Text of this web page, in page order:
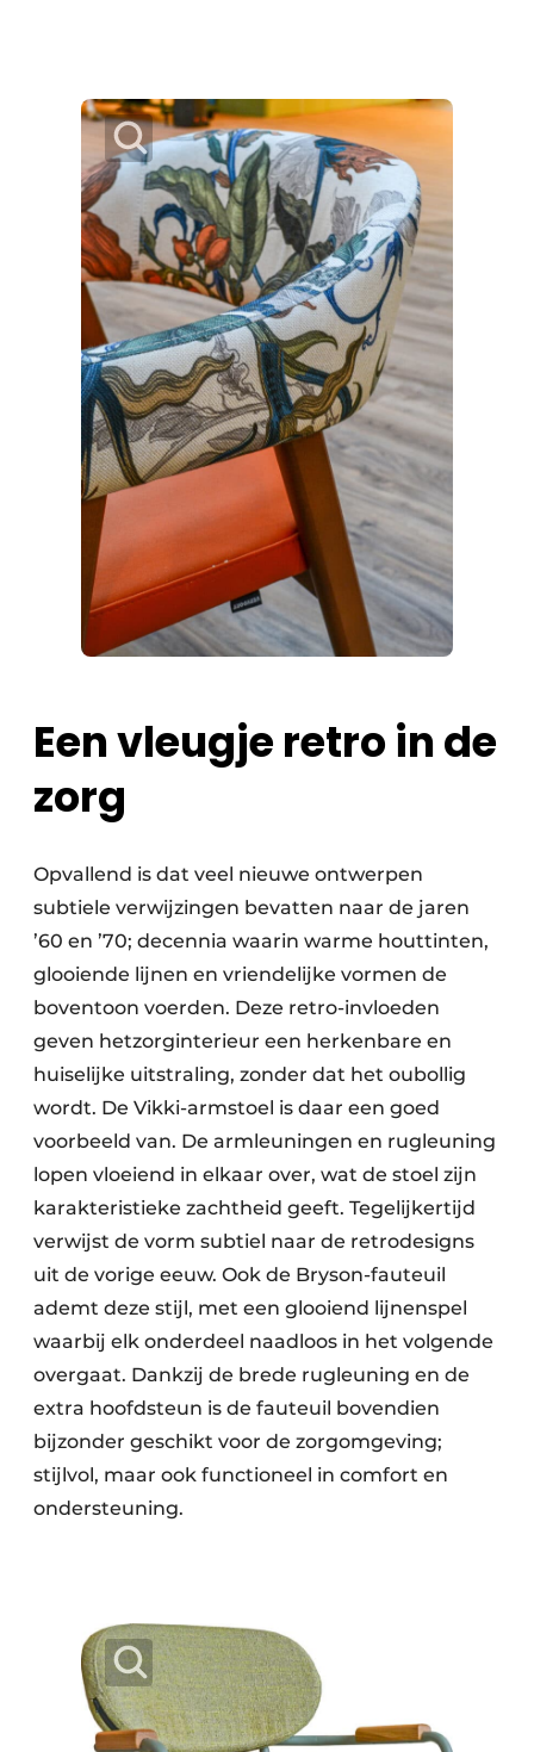
Een vleugje retro in de
zorg
Opvallend is dat veel nieuwe ontwerpen
subtiele verwijzingen bevatten naar de jaren
’60 en ’70; decennia waarin warme houttinten,
glooiende lijnen en vriendelijke vormen de
boventoon voerden. Deze retro-invloeden
geven hetzorginterieur een herkenbare en
huiselijke uitstraling, zonder dat het oubollig
wordt. De Vikki-armstoel is daar een goed
voorbeeld van. De armleuningen en rugleuning
lopen vloeiend in elkaar over, wat de stoel zijn
karakteristieke zachtheid geeft. Tegelijkertijd
verwijst de vorm subtiel naar de retrodesigns
uit de vorige eeuw. Ook de Bryson-fauteuil
ademt deze stijl, met een glooiend lijnenspel
waarbij elk onderdeel naadloos in het volgende
overgaat. Dankzij de brede rugleuning en de
extra hoofdsteun is de fauteuil bovendien
bijzonder geschikt voor de zorgomgeving;
stijlvol, maar ook functioneel in comfort en
ondersteuning.